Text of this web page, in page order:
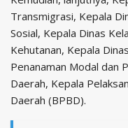
Transmigrasi, Kepala
Sosial, Kepala Dinas
Kehutanan, Kepala
Penanaman Modal dan
Daerah, Kepala
Daerah (BPBD).